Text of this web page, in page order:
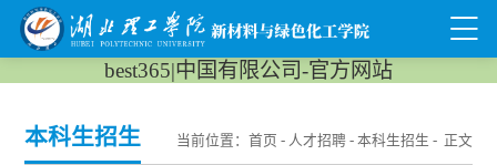
best365|中国有限公司-官方网站
本科生招生 当前位置： 首页 - 人才招聘- 本科生招生 - 正文